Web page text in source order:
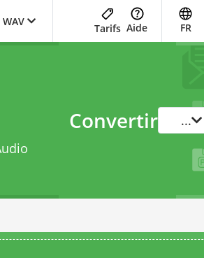
WAV
Tarifs Aide FR
Convertir ...